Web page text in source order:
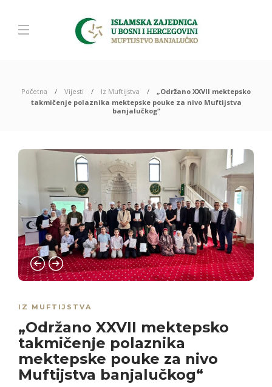
Početna Vijesti Iz Muftijstva
„Održano XXVII mektepsko
takmičenje polaznika mektepske pouke za nivo Muftijstva
banjalučkog“
IZ MUFTIJSTVA
„Održano XXVII mektepsko
takmičenje polaznika
mektepske pouke za nivo
Muftijstva banjalučkog“